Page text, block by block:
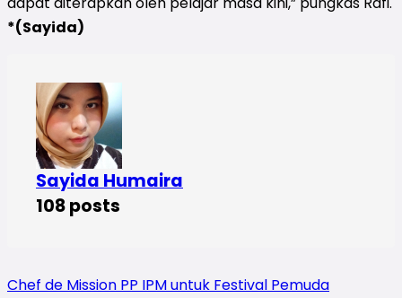
*(Sayida)
Sayida Humaira
108 posts
Chef de Mission PP IPM untuk Festival Pemuda